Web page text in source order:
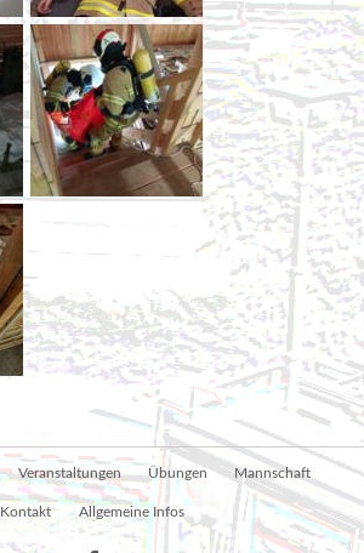
Veranstaltungen Übungen Mannschaft
Kontakt Allgemeine Infos